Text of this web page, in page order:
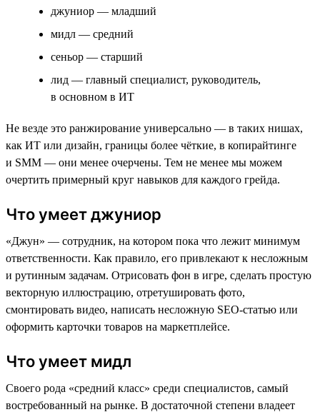
джуниор — младший
мидл — средний
сеньор — старший
лид — главный специалист, руководитель,
в основном в ИТ
Не везде это ранжирование универсально — в таких нишах,
как ИТ или дизайн, границы более чёткие, в копирайтинге
и SMM — они менее очерчены. Тем не менее мы можем
очертить примерный круг навыков для каждого грейда.
Что умеет джуниор
«Джун» — сотрудник, на котором пока что лежит минимум
ответственности. Как правило, его привлекают к несложным
и рутинным задачам. Отрисовать фон в игре, сделать простую
векторную иллюстрацию, отретушировать фото,
смонтировать видео, написать несложную SEO-статью или
оформить карточки товаров на маркетплейсе.
Что умеет мидл
Своего рода «средний класс» среди специалистов, самый
востребованный на рынке. В достаточной степени владеет